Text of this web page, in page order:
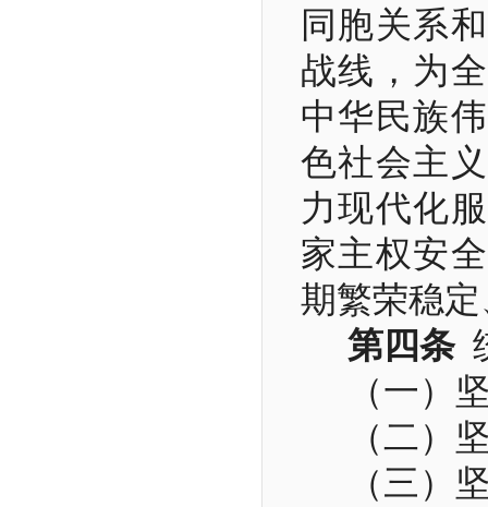
同胞关系
战线，为
中华民族
色社会主
力现代化
家主权安
期繁荣稳
第四条
（一）
（二）
（三）